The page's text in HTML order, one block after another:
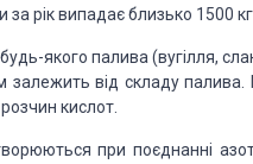
рік випадає близько 1500 кг
будь-якого палива (вугілля,
залежить від складу
кислот.
при поєднанні